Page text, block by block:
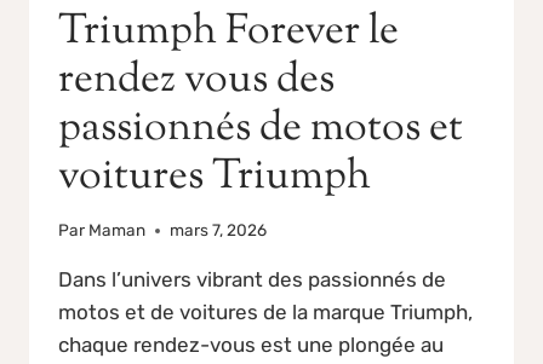
Triumph Forever le
rendez vous des
passionnés de motos et
voitures Triumph
Par Maman mars 7, 2026
Dans l’univers vibrant des passionnés de
motos et de voitures de la marque Triumph,
chaque rendez-vous est une plongée au